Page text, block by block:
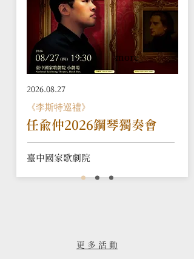
more
2026.08.27
《李斯特巡禮》
任俞仲2026鋼琴獨奏會
臺中國家歌劇院
更 多 活 動